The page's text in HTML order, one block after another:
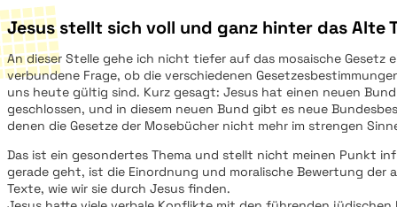
Jesus stellt sich voll und ganz hinter das Alte
An dieser Stelle gehe ich nicht tiefer auf das mosaische Gesetz
verbundene Frage, ob die verschiedenen
uns heute gültig sind. Kurz gesagt: Jesus hat einen neuen
geschlossen, und in diesem neuen Bund gibt es neue
denen die Gesetze der Mosebücher nicht mehr im strengen
Das ist ein gesondertes Thema und stellt nicht meinen Punkt
gerade geht, ist die Einordnung und moralische Bewertung der
Texte, wie wir sie durch Jesus finden.